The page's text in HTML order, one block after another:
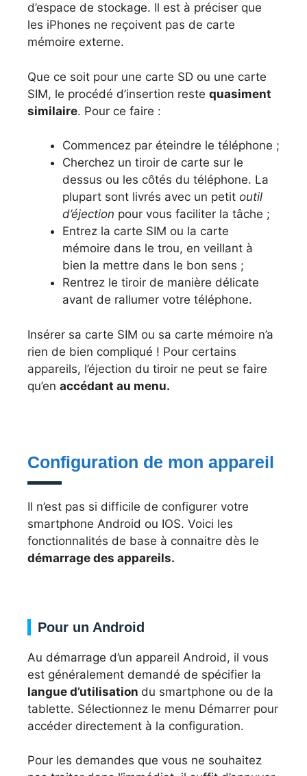
d’espace de stockage. Il est à préciser que
les iPhones ne reçoivent pas de carte
mémoire externe.
Que ce soit pour une carte SD ou une carte
SIM, le procédé d’insertion reste quasiment
similaire. Pour ce faire :
Commencez par éteindre le téléphone ;
Cherchez un tiroir de carte sur le
dessus ou les côtés du téléphone. La
plupart sont livrés avec un petit outil
d’éjection pour vous faciliter la tâche ;
Entrez la carte SIM ou la carte
mémoire dans le trou, en veillant à
bien la mettre dans le bon sens ;
Rentrez le tiroir de manière délicate
avant de rallumer votre téléphone.
Insérer sa carte SIM ou sa carte mémoire n’a
rien de bien compliqué ! Pour certains
appareils, l’éjection du tiroir ne peut se faire
qu’en accédant au menu.
Configuration de mon appareil
Il n’est pas si difficile de configurer votre
smartphone Android ou IOS. Voici les
fonctionnalités de base à connaitre dès le
démarrage des appareils.
Pour un Android
Au démarrage d’un appareil Android, il vous
est généralement demandé de spécifier la
langue d’utilisation du smartphone ou de la
tablette. Sélectionnez le menu Démarrer pour
accéder directement à la configuration.
Pour les demandes que vous ne souhaitez